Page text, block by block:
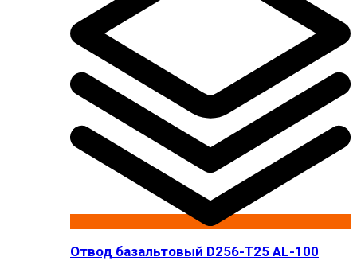
Отвод базальтовый D256-T25 AL-100